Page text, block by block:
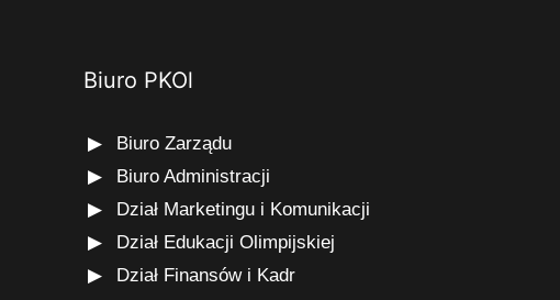
Biuro PKOl
Biuro Zarządu
Biuro Administracji
Dział Marketingu i Komunikacji
Dział Edukacji Olimpijskiej
Dział Finansów i Kadr